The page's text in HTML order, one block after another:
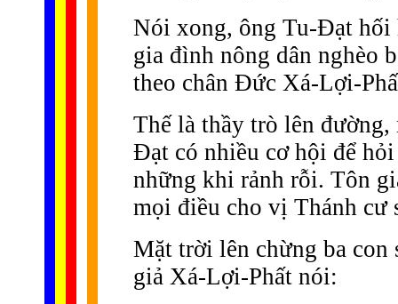
Nói xong, ông Tu-Ðạt hối
gia đình nông dân nghèo
theo chân Ðức Xá-Lợi-
Thế là thầy trò lên
Ðạt có nhiều cơ hội để
những khi rảnh rỗi. Tôn
mọi điều cho vị Thánh cư
Mặt trời lên chừng ba con
giả Xá-Lợi-Phất nói: